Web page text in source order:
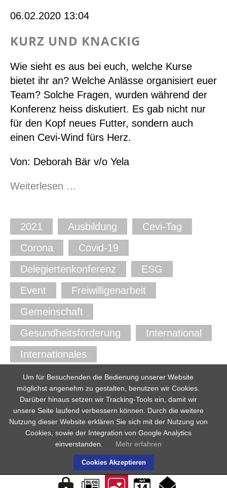
den
-
Rückblick
zur
NAK
06.02.2020 13:04
KURZ UND KNACKIG
Wie sieht es aus bei euch, welche Kurse
bietet ihr an? Welche Anlässe organisiert euer
Team? Solche Fragen, wurden während der
Konferenz heiss diskutiert. Es gab nicht nur
für den Kopf neues Futter, sondern auch
einen Cevi-Wind fürs Herz.
Von: Deborah Bär v/o Yela
Weiterlesen …
2021
Ausbildung
Cevi-Tag
Corona
Covid-19
Delegiertenkonferenz
ESG
Event
Freiwilligenarbeit
Gemeinschaft
Gesundheitsförderung
International
Internationales
Internationale Verbände
J+S
Jugend und Sport
Kinder
NAK
Prävention
SAJV
Schnuppertag
Vorstand
YWCA
Um für Besuchenden die Bedienung unserer Website
möglichst angenehm zu gestalten, benutzen wir Cookies.
Darüber hinaus setzen wir Tracking-Tools ein, damit wir
unsere Seite laufend verbessern können. Durch die weitere
Nutzung dieser Website erklären Sie sich mit der Nutzung von
Cookies, sowie der Integration von Google Analytics
einverstanden.
Mehr erfahren
Cookies Akzeptieren